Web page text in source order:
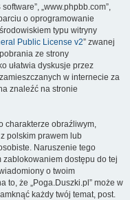
software”, „www.phpbb.com”,
o oprogramowanie
typu witryny
Public License v2” zwanej
ze strony
ułatwia dyskusje przez
w internecie za
znaleźć na stronie
charakterze obraźliwym,
polskim prawem lub
Naruszenie tego
zablokowaniem dostępu do tej
o twoim
to, że „Poga.Duszki.pl” może w
każdy twój temat, post.